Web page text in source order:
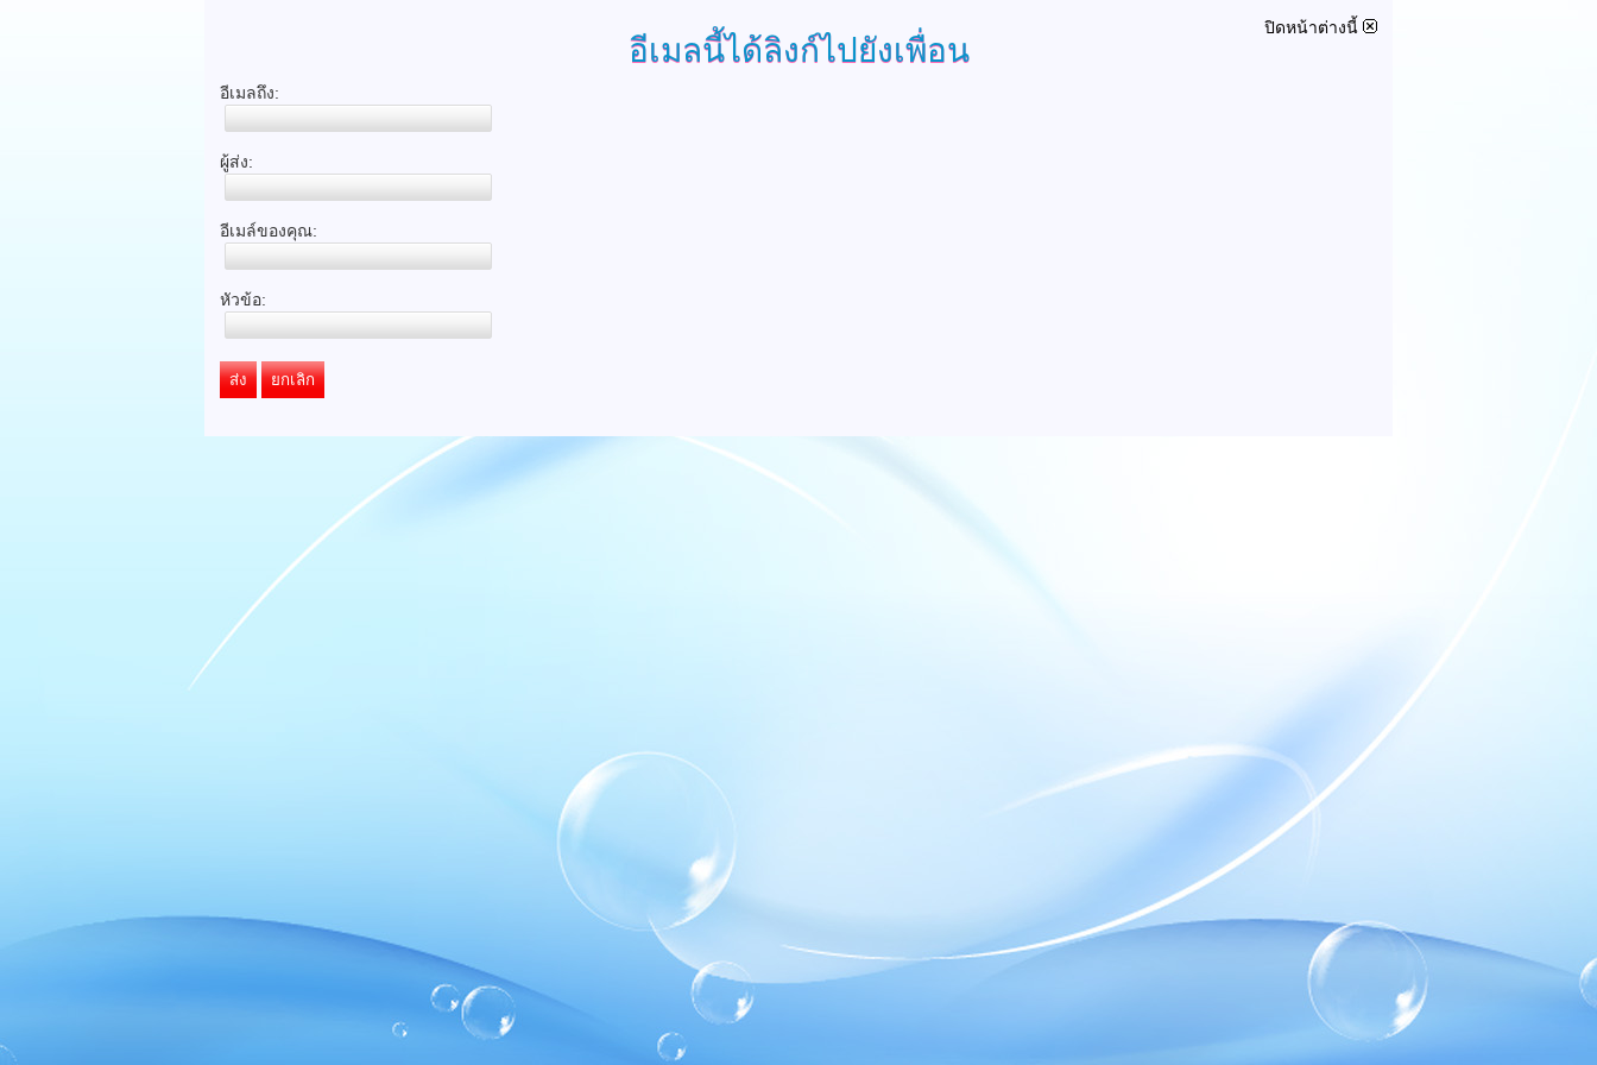
ปิดหน้าต่างนี้
อีเมลนี้ได้ลิงก์ไปยังเพื่อน
อีเมลถึง:
ผู้ส่ง:
อีเมล์ของคุณ:
หัวข้อ:
ส่ง ยกเลิก